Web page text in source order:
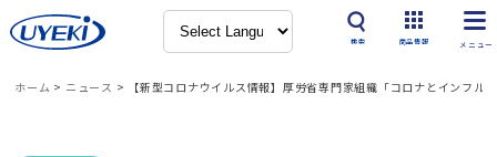
検索 商品情報
ホーム > ニュース > 【新型コロナウイルス情報】厚労省専門家組織「コロナとインフル